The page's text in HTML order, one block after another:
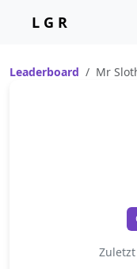
L G R
Leaderboard Mr